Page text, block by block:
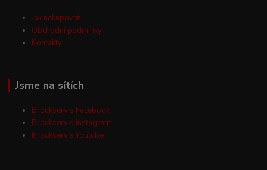
Jak nakupovat
Obchodní podmínky
Kontakty
Jsme na sítích
Broukservis Facebook
Broukservis Instagram
Broukservis Youtube